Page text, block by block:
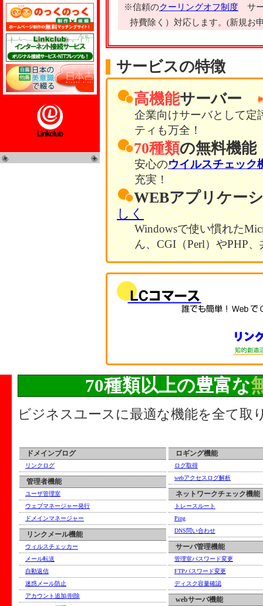
※信頼のクーリングオフ制度 サ
持費除く）対応します。(新規お
サービスの特徴
高機能サーバー
企業向けサーバとして定
ティも万全！
70種類の無料機
安心のウイルスチェック
充実！
WEBアプリケー
しく
Windowsで使い慣れた
ん、CGI（Perl）やPHP
70種類以上の豊富な
ビジネスユースに最適な機能を全て取
ドメインブログ
リンクログ
管理者機能
ユーザ管理室
ウェブマネージャー発行
ドメインマネージャー
リンクメール機能
ウィルスチェッカー
メール転送
自動返信
迷惑メール防止
アカウント追加/削除
ロギング機能
ログ取得
webアクセスログ解析
ネットワークチェック機能
トレースルート
Ping
DNS問い合わせ
サーバ管理機能
管理室パスワード変更
FTPパスワード変更
ディスク容量確認
webサーバ機能